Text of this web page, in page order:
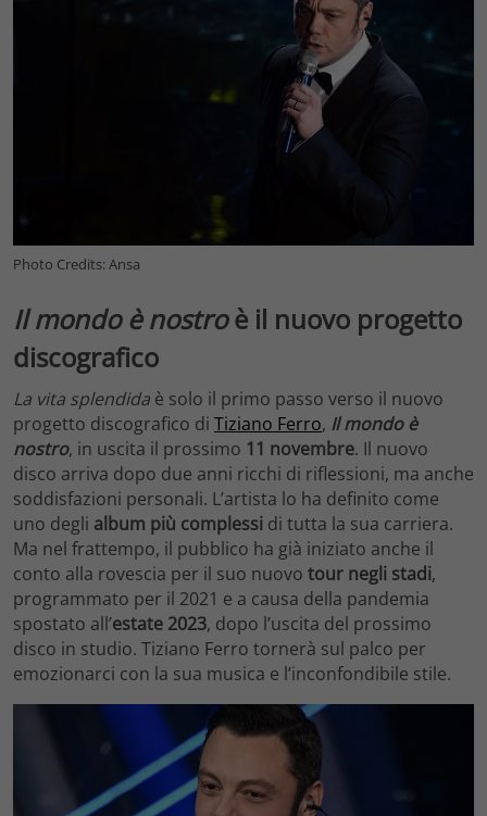
Photo Credits: Ansa
Il mondo è nostroè il nuovo progetto
discografico
La vita splendida è solo il primo passo verso il nuovo
progetto discografico di Tiziano Ferro, Il mondo è
nostro, in uscita il prossimo 11 novembre. Il nuovo
disco arriva dopo due anni ricchi di riflessioni, ma anche
soddisfazioni personali. L’artista lo ha definito come
uno degli album più complessi di tutta la sua carriera.
Ma nel frattempo, il pubblico ha già iniziato anche il
conto alla rovescia per il suo nuovo tour negli stadi,
programmato per il 2021 e a causa della pandemia
spostato all’estate 2023, dopo l’uscita del prossimo
disco in studio. Tiziano Ferro tornerà sul palco per
emozionarci con la sua musica e l’inconfondibile stile.